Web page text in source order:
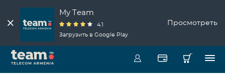
My Team
4.1
Загрузить в Google Play
Просмотреть